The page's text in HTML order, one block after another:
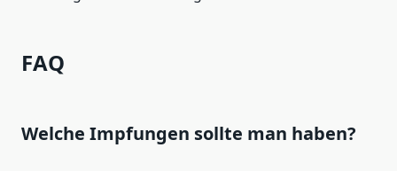
FAQ
Welche Impfungen sollte man haben?